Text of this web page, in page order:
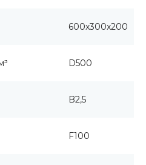
600x300x200
D500
B2,5
F100